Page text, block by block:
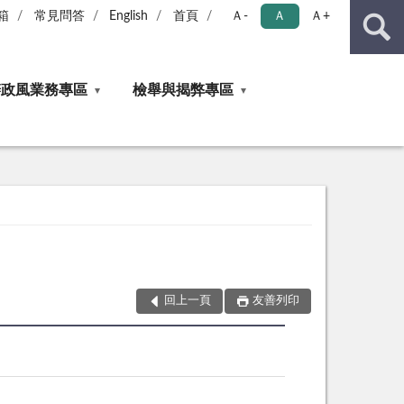
常見問答 English 首頁 Ａ- Ａ Ａ+
風業務專區 檢舉與揭弊專區
回上一頁 友善列印